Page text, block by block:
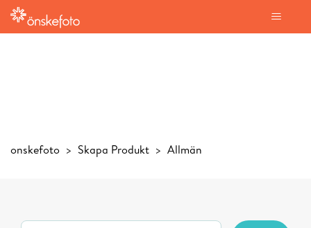
onskefoto Skapa Produkt Allmän